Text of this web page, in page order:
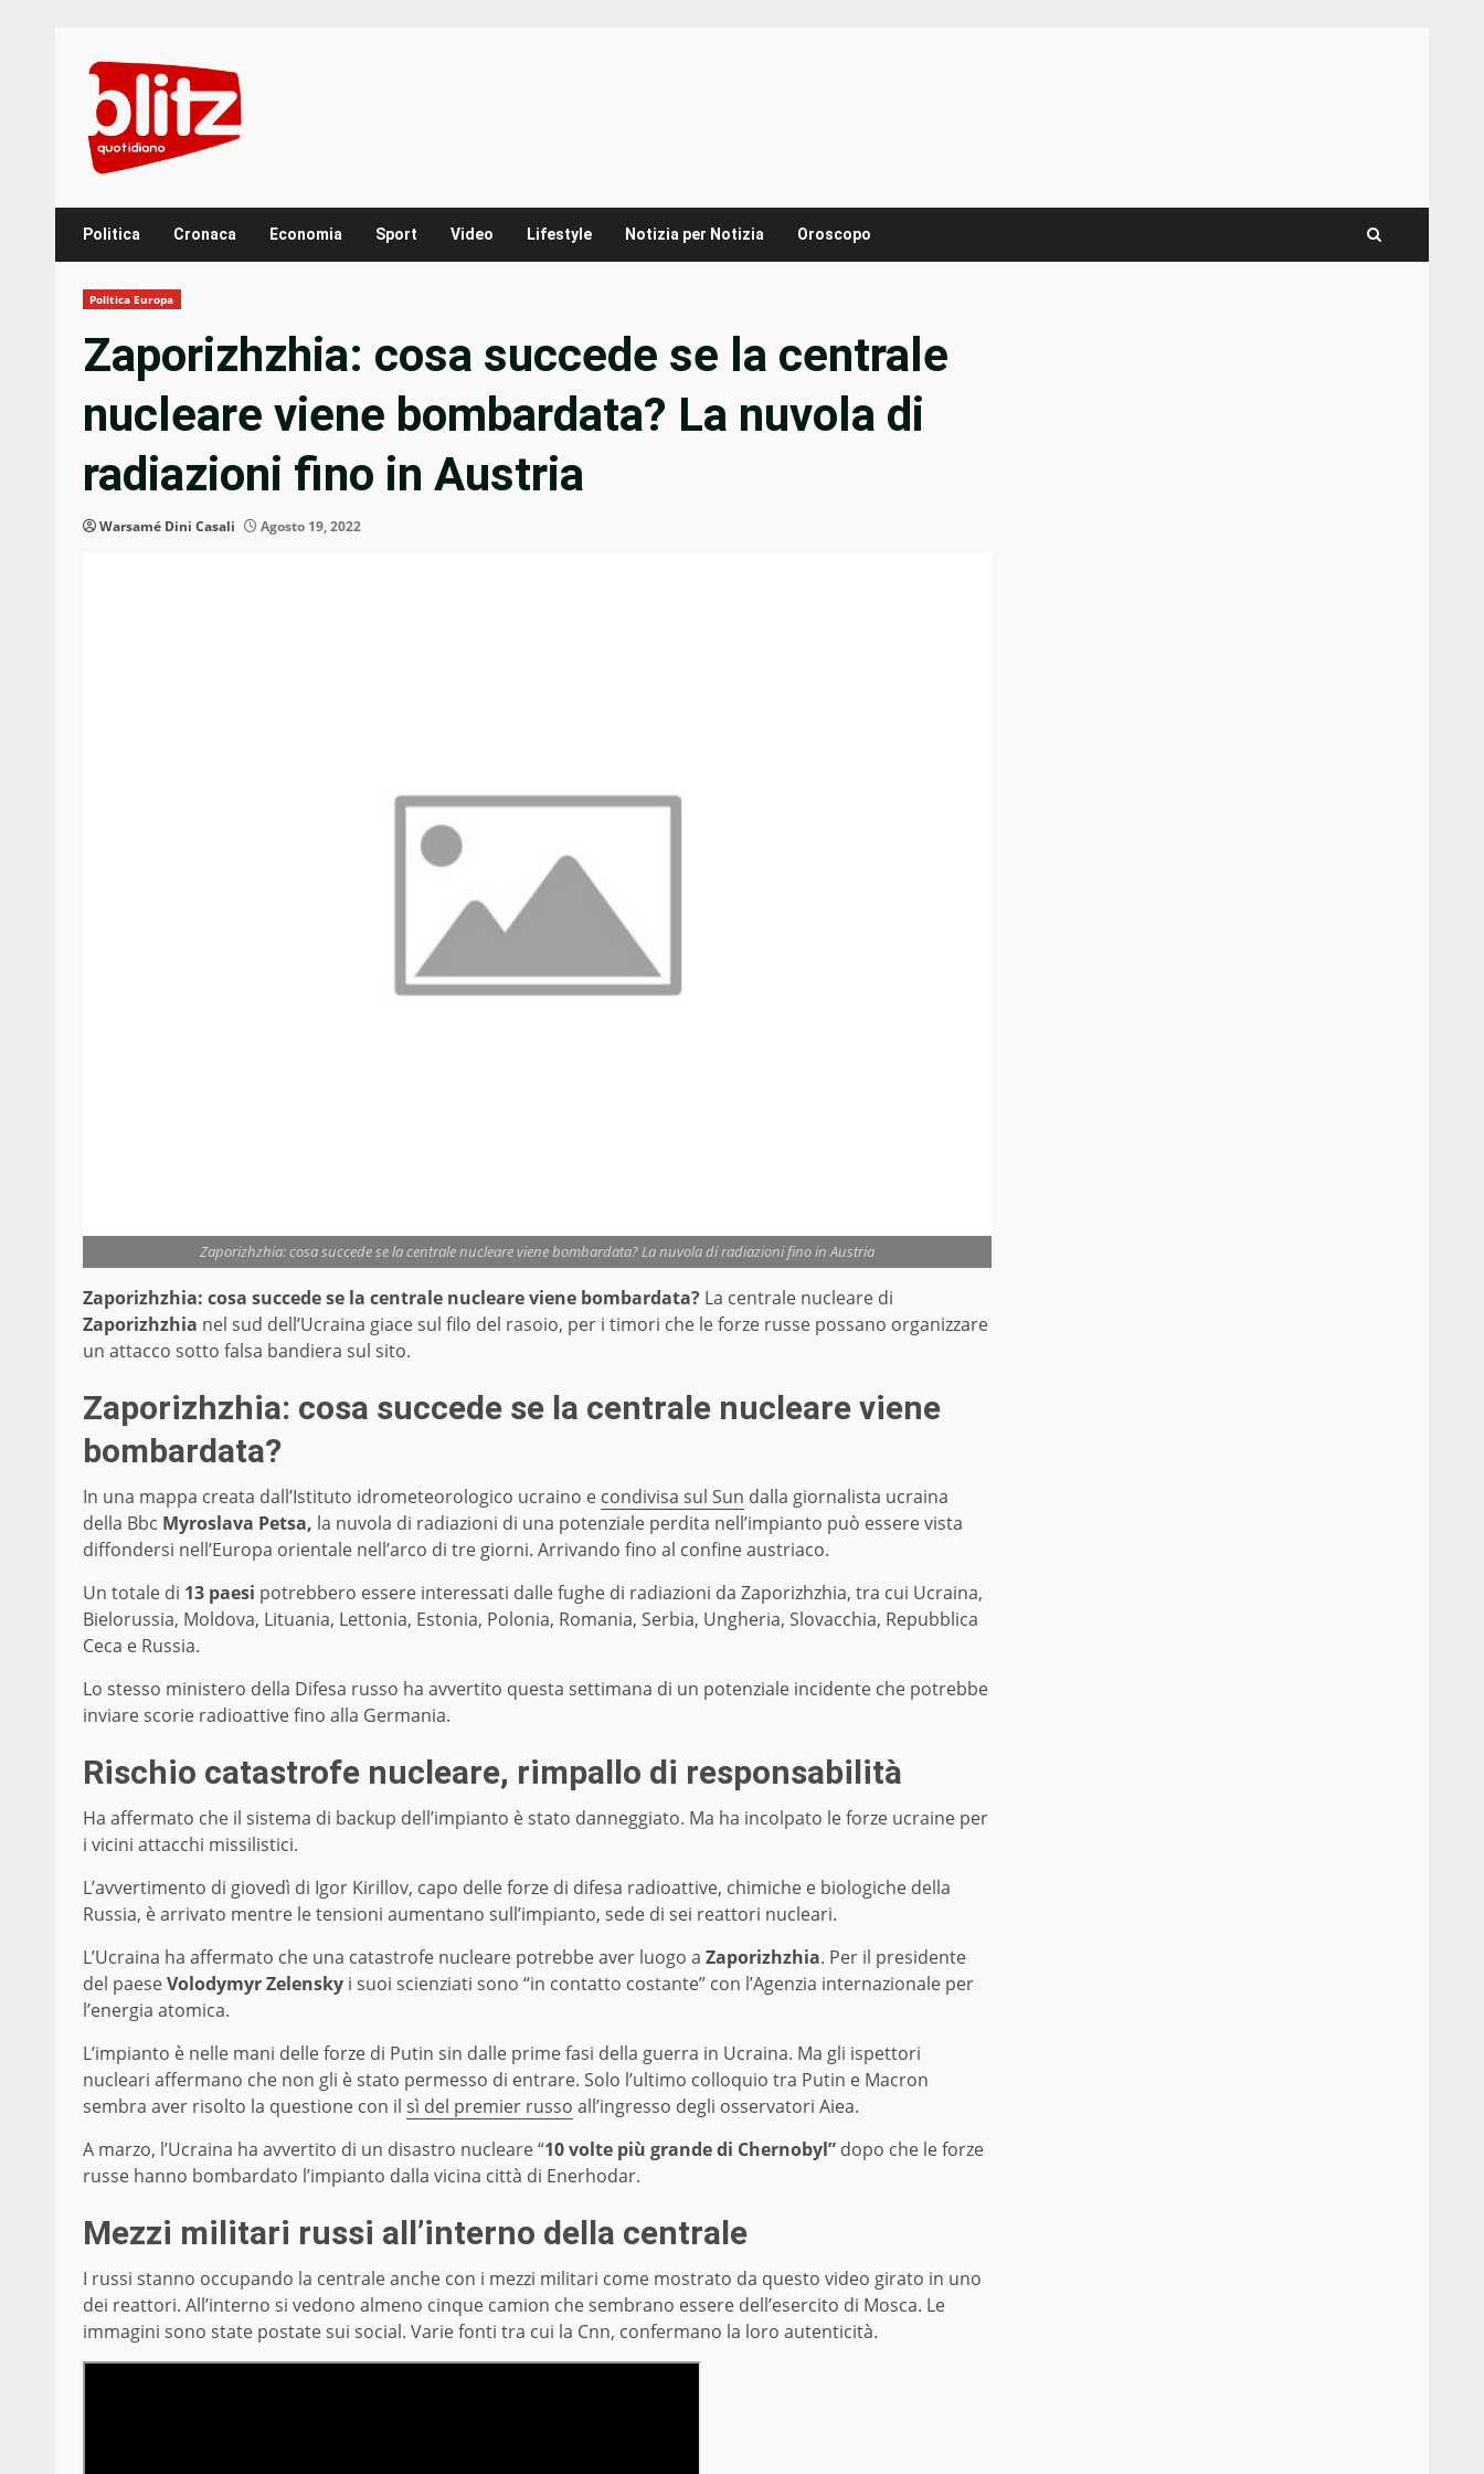
content
Politica Cronaca Economia Sport Video Lifestyle Notizia per Notizia Oroscopo
Politica Europa
Zaporizhzhia: cosa succede se la centrale
nucleare viene bombardata? La nuvola di
radiazioni fino in Austria
Warsamé Dini Casali Agosto 19, 2022
Zaporizhzhia: cosa succede se la centrale nucleare viene bombardata? La nuvola di radiazioni fino in Austria
Zaporizhzhia: cosa succede se la centrale nucleare viene bombardata? La centrale nucleare di
Zaporizhzhia nel sud dell’Ucraina giace sul filo del rasoio, per i timori che le forze russe possano organizzare
un attacco sotto falsa bandiera sul sito.
Zaporizhzhia: cosa succede se la centrale nucleare viene
bombardata?
In una mappa creata dall’Istituto idrometeorologico ucraino e condivisa sul Sun dalla giornalista ucraina
della Bbc Myroslava Petsa, la nuvola di radiazioni di una potenziale perdita nell’impianto può essere vista
diffondersi nell’Europa orientale nell’arco di tre giorni. Arrivando fino al confine austriaco.
Un totale di 13 paesi potrebbero essere interessati dalle fughe di radiazioni da Zaporizhzhia, tra cui Ucraina,
Bielorussia, Moldova, Lituania, Lettonia, Estonia, Polonia, Romania, Serbia, Ungheria, Slovacchia, Repubblica
Ceca e Russia.
Lo stesso ministero della Difesa russo ha avvertito questa settimana di un potenziale incidente che potrebbe
inviare scorie radioattive fino alla Germania.
Rischio catastrofe nucleare, rimpallo di responsabilità
Ha affermato che il sistema di backup dell’impianto è stato danneggiato. Ma ha incolpato le forze ucraine per
i vicini attacchi missilistici.
L’avvertimento di giovedì di Igor Kirillov, capo delle forze di difesa radioattive, chimiche e biologiche della
Russia, è arrivato mentre le tensioni aumentano sull’impianto, sede di sei reattori nucleari.
L’Ucraina ha affermato che una catastrofe nucleare potrebbe aver luogo a Zaporizhzhia. Per il presidente
del paeseVolodymyr Zelensky i suoi scienziati sono “in contatto costante” con l’Agenzia internazionale per
l’energia atomica.
L’impianto è nelle mani delle forze di Putin sin dalle prime fasi della guerra in Ucraina. Ma gli ispettori
nucleari affermano che non gli è stato permesso di entrare. Solo l’ultimo colloquio tra Putin e Macron
sembra aver risolto la questione con il sì del premier russo all’ingresso degli osservatori Aiea.
A marzo, l’Ucraina ha avvertito di un disastro nucleare “10 volte più grande di Chernobyl” dopo che le forze
russe hanno bombardato l’impianto dalla vicina città di Enerhodar.
Mezzi militari russi all’interno della centrale
I russi stanno occupando la centrale anche con i mezzi militari come mostrato da questo video girato in uno
dei reattori. All’interno si vedono almeno cinque camion che sembrano essere dell’esercito di Mosca. Le
immagini sono state postate sui social. Varie fonti tra cui la Cnn, confermano la loro autenticità.